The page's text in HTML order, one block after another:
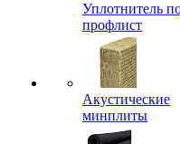
Уплотнитель
профлист
Акустические
минплиты